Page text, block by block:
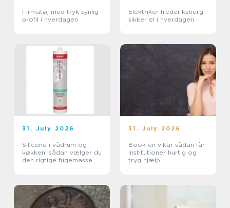
Firmatøj med tryk synlig
profil i hverdagen
Elektriker frederiksberg:
sikker el i hverdagen
31. July 2026
Silicone i vådrum og
køkken: sådan vælger du
den rigtige fugemasse
31. July 2026
Book en vikar sådan får
institutioner hurtig og
tryg hjælp